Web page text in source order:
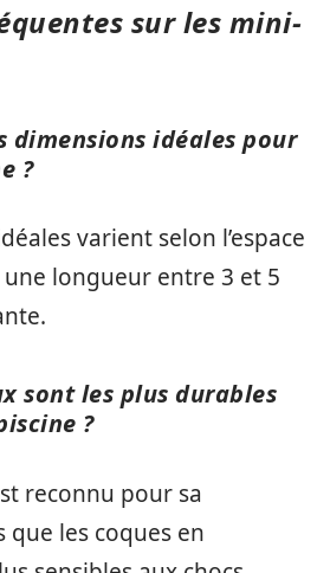
sur les mini-
dimensions idéales pour
?
varient selon l’espace
longueur entre 3 et 5
sont les plus durables
?
reconnu pour sa
les coques en